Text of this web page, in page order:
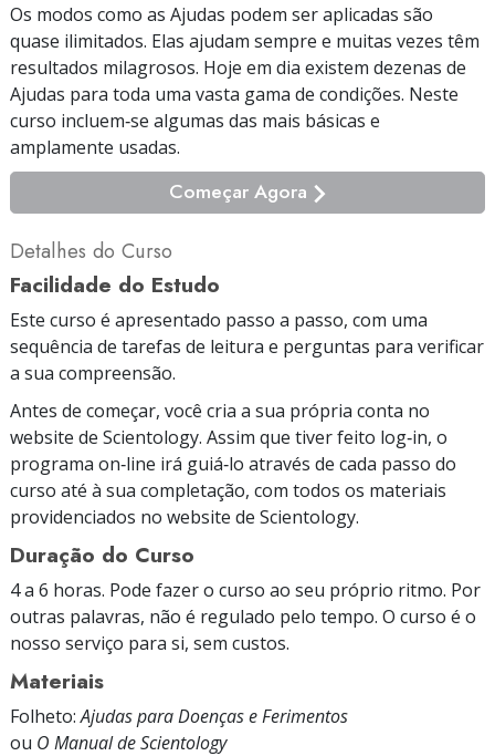
Os modos como as Ajudas podem ser aplicadas são
quase ilimitados. Elas ajudam sempre e muitas vezes têm
resultados milagrosos. Hoje em dia existem dezenas de
Ajudas para toda uma vasta gama de condições. Neste
curso incluem‑se algumas das mais básicas e
amplamente usadas.
Começar Agora
Detalhes do Curso
Facilidade do Estudo
Este curso é apresentado passo a passo, com uma
sequência de tarefas de leitura e perguntas para verificar
a sua compreensão.
Antes de começar, você cria a sua própria conta no
website de Scientology. Assim que tiver feito log‑in, o
programa on‑line irá guiá‑lo através de cada passo do
curso até à sua completação, com todos os materiais
providenciados no website de Scientology.
Duração do Curso
4 a 6 horas. Pode fazer o curso ao seu próprio ritmo. Por
outras palavras, não é regulado pelo tempo. O curso é o
nosso serviço para si, sem custos.
Materiais
Folheto:Ajudas para Doenças e Ferimentos
ou O Manual de Scientology